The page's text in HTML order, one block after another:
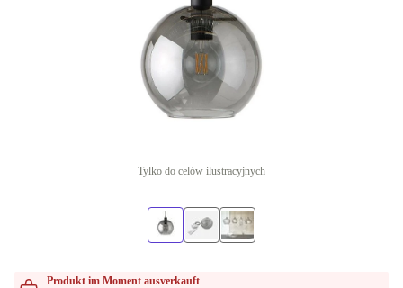
Tylko do celów ilustracyjnych
Produkt im Moment ausverkauft